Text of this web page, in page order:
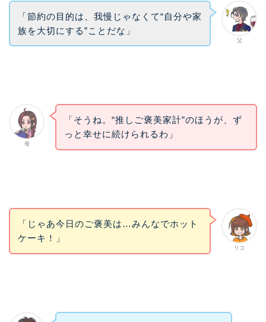
父
「節約の目的は、我慢じゃなくて“自分や家
族を大切にする”ことだな」
母
「そうね。“推しご褒美家計”のほうが、ず
っと幸せに続けられるわ」
リコ
「じゃあ今日のご褒美は…みんなでホット
ケーキ！」